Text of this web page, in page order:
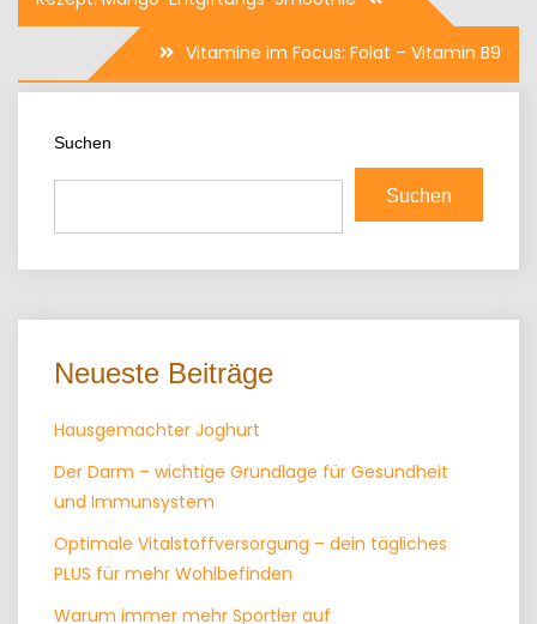
Vitamine im Focus: Folat – Vitamin B9
Suchen
Suchen
Neueste Beiträge
Hausgemachter Joghurt
Der Darm – wichtige Grundlage für Gesundheit
und Immunsystem
Optimale Vitalstoffversorgung – dein tägliches
PLUS für mehr Wohlbefinden
Warum immer mehr Sportler auf